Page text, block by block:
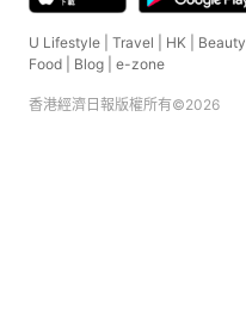
U Lifestyle Travel HK Beauty
Food
Blog e-zone
香港經濟日報版權所有©2026